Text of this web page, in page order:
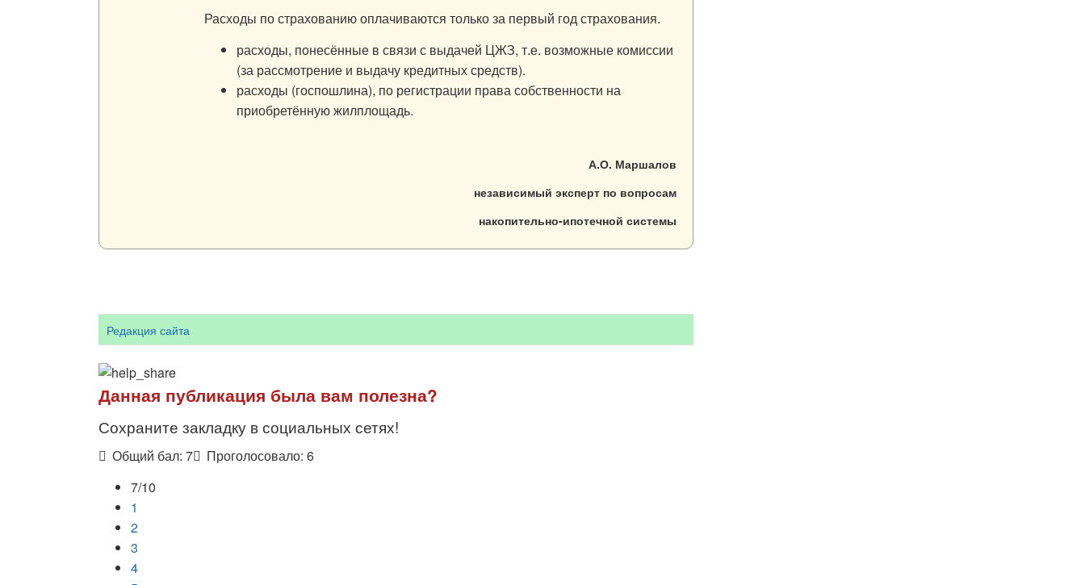
Расходы по страхованию оплачиваются только за первый год страхования.
расходы, понесённые в связи с выдачей ЦЖЗ, т.е. возможные комиссии
(за рассмотрение и выдачу кредитных средств).
расходы (госпошлина), по регистрации права собственности на
приобретённую жилплощадь.
А.О. Маршалов
независимый эксперт по вопросам
накопительно-ипотечной системы
Редакция сайта
Данная публикация была вам полезна?
Сохраните закладку в социальных сетях!
Общий бал: 7 Проголосовало: 6
7/10
1
2
3
4